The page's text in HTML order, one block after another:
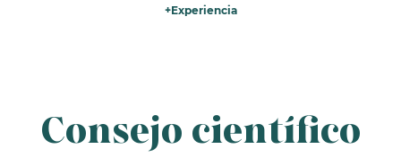
+Experiencia
trascendencia que he conocido. También me ha cautivado la
bioética académica que he enseñado como profesor titular de la
Consejo científico